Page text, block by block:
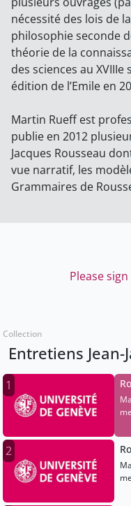
nécessité des lois de
philosophie seconde
théorie de la
des sciences au
édition de l’Emile en
Martin Rueff est
publie en 2012
Jacques Rousseau
vue narratif, les
Grammaires de
Please
Collection
Entretiens Jean-
1
2